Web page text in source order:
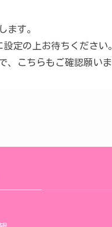
ます。
定の上お待ちください。
こちらもご確認願いま